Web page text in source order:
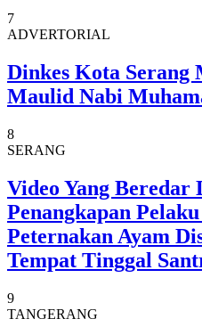
7
ADVERTORIAL
Dinkes Kota Serang
Maulid Nabi
8
SERANG
Video Yang Beredar
Penangkapan
Peternakan Ayam
Tempat Tinggal
9
TANGERANG